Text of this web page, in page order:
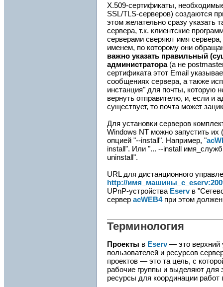
X.509-сертификаты,
SSL/TLS-серверов) создаются
этом желательно сразу указать
сервера, т.к. клиентские
серверами сверяют имя
именем, по которому они
важно указать правильный
администратора(а не
сертификата этот Email
сообщениях сервера, а также
инстанция" для почты, которую
вернуть отправителю, и, если и
существует, то почта может
Для установки серверов
Windows NT можно запустить их
опцией "--install". Например, "
install". Или "... --install
uninstall".
URL для дистанционного
http://
UPnP-устройства Eservв
сервер acWEB4при этом
Терминология
Проекты в Eserv— это верхний
пользователей и ресурсов
проектов — это та цель, с
рабочие группы и выделяют для
ресурсы для координации работ